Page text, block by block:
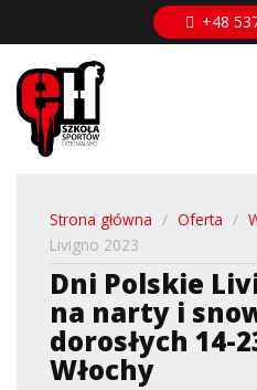
do
treści
+48
Strona główna / Oferta /
Livigno 2023
Dni Polskie
na narty i
dorosłych 14-
Włochy